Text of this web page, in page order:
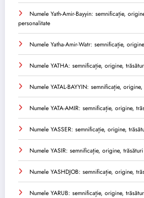
Numele Yath-Amir-Bayyin: semnificație,
personalitate
Numele Yatha-Amir-Watr: semnificație,
Numele YATHA: semnificație, origine,
Numele YATAL-BAYYIN: semnificație,
Numele YATA-AMIR: semnificație, origine,
Numele YASSER: semnificație, origine,
Numele YASIR: semnificație, origine,
Numele YASHDJOB: semnificație, origine,
Numele YARUB: semnificație, origine,